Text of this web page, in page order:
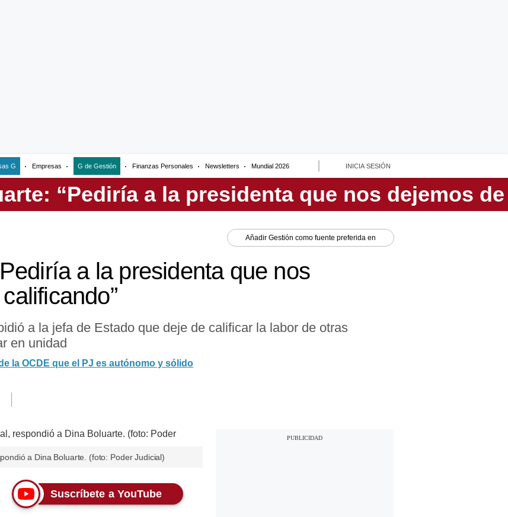
G Empresas G de Gestión Finanzas Personales Newsletters Mundial 2026 INICIA SESIÓN
Añadir Gestión como fuente preferida en
a la presidenta que nos
a la jefa de Estado que deje de calificar la labor de otras
en unidad
la OCDE que el PJ es autónomo y sólido
a Dina Boluarte. (foto: Poder Judicial)
Suscríbete a YouTube